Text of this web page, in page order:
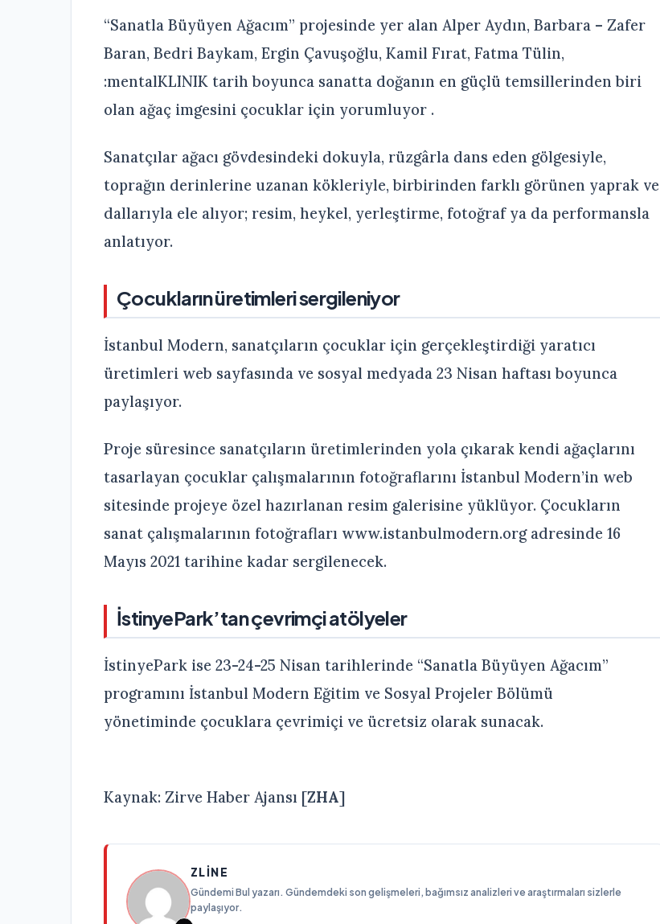
“Sanatla Büyüyen Ağacım” projesinde yer alan Alper Aydın, Barbara – Zafer
Baran, Bedri Baykam, Ergin Çavuşoğlu, Kamil Fırat, Fatma Tülin,
:mentalKLINIK tarih boyunca sanatta doğanın en güçlü temsillerinden biri
olan ağaç imgesini çocuklar için yorumluyor .
Sanatçılar ağacı gövdesindeki dokuyla, rüzgârla dans eden gölgesiyle,
toprağın derinlerine uzanan kökleriyle, birbirinden farklı görünen yaprak ve
dallarıyla ele alıyor; resim, heykel, yerleştirme, fotoğraf ya da performansla
anlatıyor.
Çocukların üretimleri sergileniyor
İstanbul Modern, sanatçıların çocuklar için gerçekleştirdiği yaratıcı
üretimleri web sayfasında ve sosyal medyada 23 Nisan haftası boyunca
paylaşıyor.
Proje süresince sanatçıların üretimlerinden yola çıkarak kendi ağaçlarını
tasarlayan çocuklar çalışmalarının fotoğraflarını İstanbul Modern’in web
sitesinde projeye özel hazırlanan resim galerisine yüklüyor. Çocukların
sanat çalışmalarının fotoğrafları www.istanbulmodern.org adresinde 16
Mayıs 2021 tarihine kadar sergilenecek.
İstinyePark’tan çevrimçi atölyeler
İstinyePark ise 23-24-25 Nisan tarihlerinde “Sanatla Büyüyen Ağacım”
programını İstanbul Modern Eğitim ve Sosyal Projeler Bölümü
yönetiminde çocuklara çevrimiçi ve ücretsiz olarak sunacak.
Kaynak: Zirve Haber Ajansı [ZHA]
ZLINE
Gündemi Bul yazarı. Gündemdeki son gelişmeleri, bağımsız analizleri ve araştırmaları sizlerle
paylaşıyor.